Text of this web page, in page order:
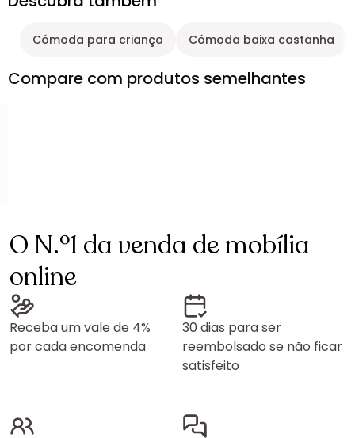
Cómoda para criança Cómoda baixa castanha
Compare com produtos semelhantes
O N.º1 da venda de mobília
online
Receba um vale de 4%
por cada encomenda
30 dias para ser
reembolsado se não ficar
satisfeito